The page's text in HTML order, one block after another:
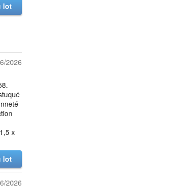
lot
2026
x
lot
2026